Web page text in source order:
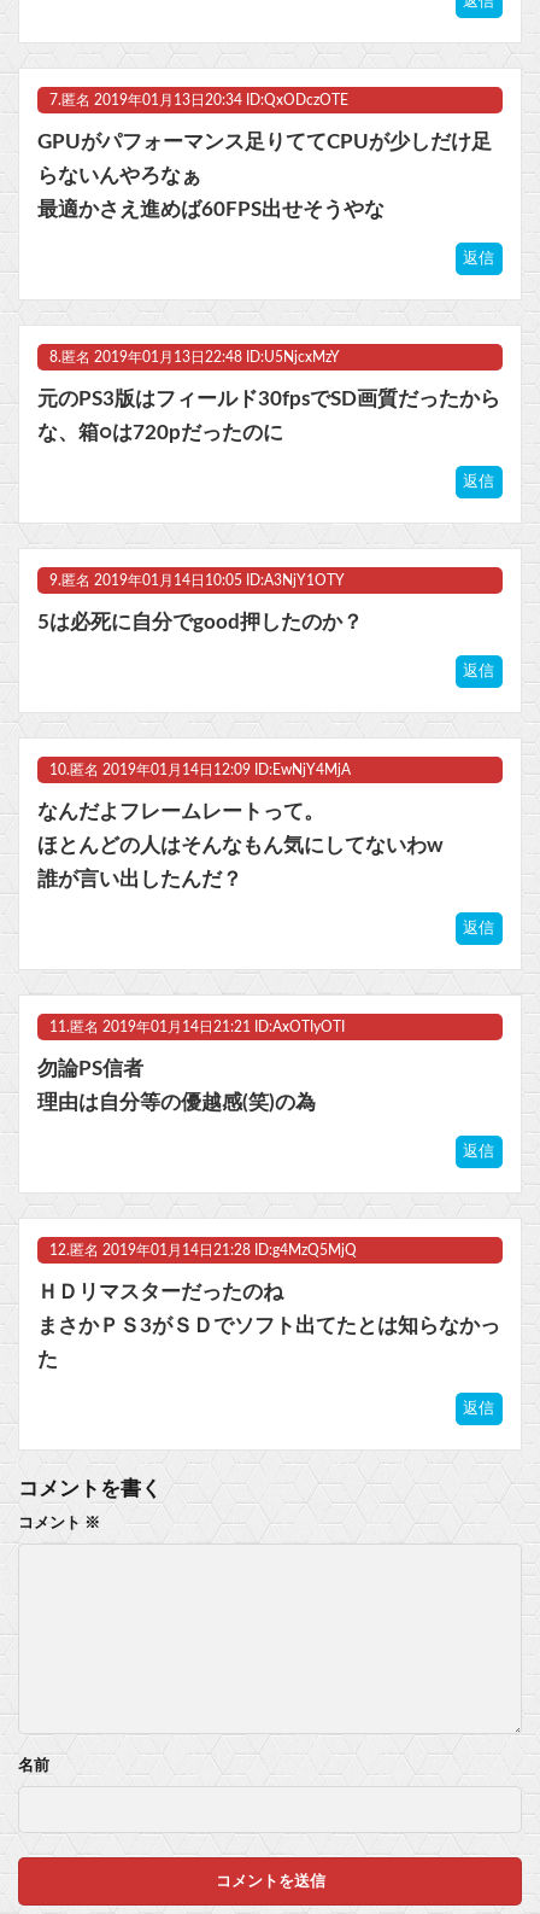
7. 匿名 2019年01月13日20:34 ID:QxODczOTE
GPUがパフォーマンス足りててCPUが少しだけ足
らないんやろなぁ
最適かさえ進めば60FPS出せそうやな
返信
8. 匿名 2019年01月13日22:48 ID:U5NjcxMzY
元のPS3版はフィールド30fpsでSD画質だったから
な、箱○は720pだったのに
返信
9. 匿名 2019年01月14日10:05 ID:A3NjY1OTY
5は必死に自分でgood押したのか？
返信
10. 匿名 2019年01月14日12:09 ID:EwNjY4MjA
なんだよフレームレートって。
ほとんどの人はそんなもん気にしてないわw
誰が言い出したんだ？
返信
11. 匿名 2019年01月14日21:21 ID:AxOTIyOTI
勿論PS信者
理由は自分等の優越感(笑)の為
返信
12. 匿名 2019年01月14日21:28 ID:g4MzQ5MjQ
ＨＤリマスターだったのね
まさかＰＳ3がＳＤでソフト出てたとは知らなかっ
た
返信
コメントを書く
コメント ※
名前